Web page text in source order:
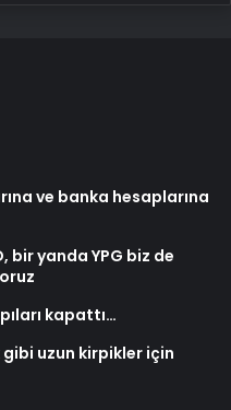
ve banka hesaplarına
bir yanda YPG biz de
kapattı…
uzun kirpikler için